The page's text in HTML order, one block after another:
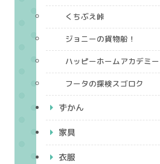
くちぶえ峠
ジョニーの貨物船！
ハッピーホームアカデミー
フータの探検スゴロク
ずかん
家具
衣服